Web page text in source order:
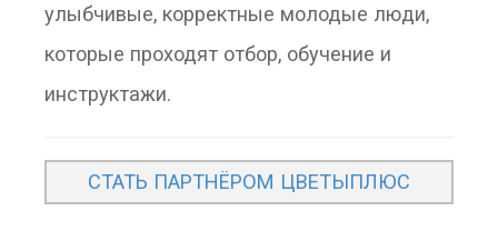
улыбчивые, корректные молодые люди,
которые проходят отбор, обучение и
инструктажи.
СТАТЬ ПАРТНЁРОМ ЦВЕТЫПЛЮС